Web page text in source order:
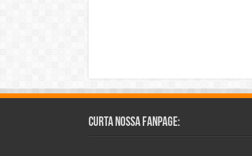
Curta Nossa Fanpage: